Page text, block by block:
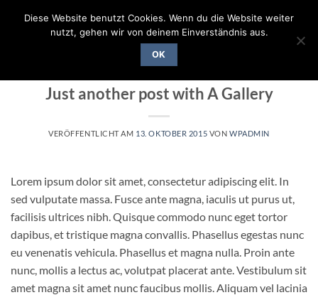
Inhalt
Just another post with A Gallery
VERÖFFENTLICHT AM 13. OKTOBER 2015 VON WPADMIN
Lorem ipsum dolor sit amet, consectetur adipiscing elit. In
sed vulputate massa. Fusce ante magna, iaculis ut purus ut,
facilisis ultrices nibh. Quisque commodo nunc eget tortor
dapibus, et tristique magna convallis. Phasellus egestas nunc
eu venenatis vehicula. Phasellus et magna nulla. Proin ante
nunc, mollis a lectus ac, volutpat placerat ante. Vestibulum sit
amet magna sit amet nunc faucibus mollis. Aliquam vel lacinia
Diese Website benutzt Cookies. Wenn du die Website weiter
nutzt, gehen wir von deinem Einverständnis aus.
OK